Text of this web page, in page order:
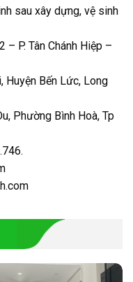
sau xây dựng, vệ sinh
– P. Tân Chánh Hiệp –
Huyện Bến Lức, Long
Phường Bình Hoà, Tp
.